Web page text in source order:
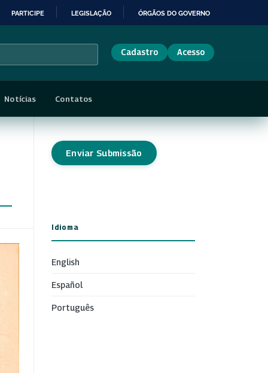
PARTICIPE LEGISLAÇÃO ÓRGÃOS DO GOVERNO
Cadastro Acesso
Notícias Contatos
Enviar Submissão
Idioma
English
Español
Português